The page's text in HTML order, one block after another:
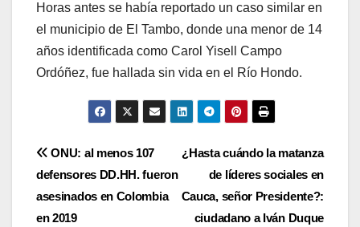
Horas antes se había reportado un caso similar en
el municipio de El Tambo, donde una menor de 14
años identificada como Carol Yisell Campo
Ordóñez, fue hallada sin vida en el Río Hondo.
Navegación
de
¿Hasta cuándo la matanza
de líderes sociales en
Cauca, señor Presidente?:
ciudadano a Iván Duque
ONU: al menos 107
defensores DD.HH. fueron
asesinados en Colombia
en 2019